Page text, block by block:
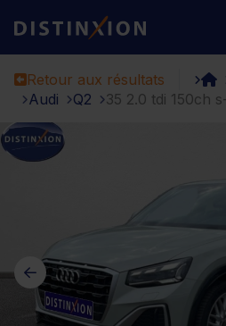
Distinxion
Retour aux résultats
Audi
Q2 35 2.0 tdi 150ch